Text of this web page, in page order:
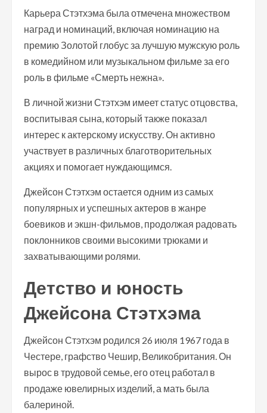
Карьера Стэтхэма была отмечена множеством
наград и номинаций, включая номинацию на
премию Золотой глобус за лучшую мужскую роль
в комедийном или музыкальном фильме за его
роль в фильме «Смерть нежна».
В личной жизни Стэтхэм имеет статус отцовства,
воспитывая сына, который также показал
интерес к актерскому искусству. Он активно
участвует в различных благотворительных
акциях и помогает нуждающимся.
Джейсон Стэтхэм остается одним из самых
популярных и успешных актеров в жанре
боевиков и экшн-фильмов, продолжая радовать
поклонников своими высокими трюками и
захватывающими ролями.
Детство и юность
Джейсона Стэтхэма
Джейсон Стэтхэм родился 26 июля 1967 года в
Честере, графство Чешир, Великобритания. Он
вырос в трудовой семье, его отец работал в
продаже ювелирных изделий, а мать была
балериной.